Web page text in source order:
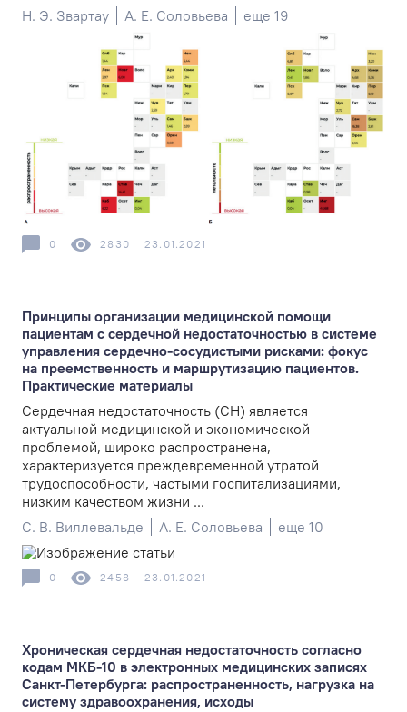
Н. Э. Звартау
А. Е. Соловьева еще 19
0 2830 23.01.2021
Принципы организации медицинской помощи
пациентам с сердечной недостаточностью в системе
управления сердечно-сосудистыми рисками: фокус
на преемственность и маршрутизацию пациентов.
Практические материалы
Сердечная недостаточность (СН) является
актуальной медицинской и экономической
проблемой, широко распространена,
характеризуется преждевременной утратой
трудоспособности, частыми госпитализациями,
низким качеством жизни ...
С. В. Виллевальде
А. Е. Соловьева еще 10
0 2458 23.01.2021
Хроническая сердечная недостаточность согласно
кодам МКБ-10 в электронных медицинских записях
Санкт-Петербурга: распространенность, нагрузка на
систему здравоохранения, исходы